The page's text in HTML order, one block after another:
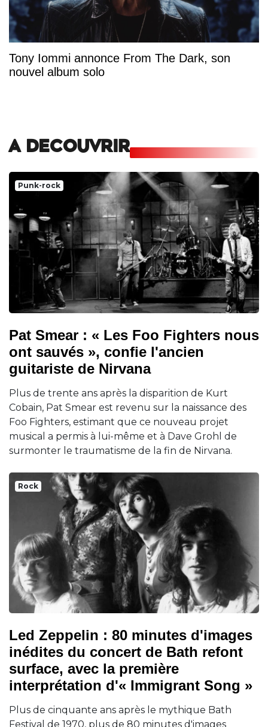
Tony Iommi annonce From The Dark, son
nouvel album solo
A DECOUVRIR
Punk-rock
Pat Smear : « Les Foo Fighters nous
ont sauvés », confie l'ancien
guitariste de Nirvana
Plus de trente ans après la disparition de Kurt
Cobain, Pat Smear est revenu sur la naissance des
Foo Fighters, estimant que ce nouveau projet
musical a permis à lui-même et à Dave Grohl de
surmonter le traumatisme de la fin de Nirvana.
Rock
Led Zeppelin : 80 minutes d'images
inédites du concert de Bath refont
surface, avec la première
interprétation d'« Immigrant Song »
Plus de cinquante ans après le mythique Bath
Festival de 1970, plus de 80 minutes d'images